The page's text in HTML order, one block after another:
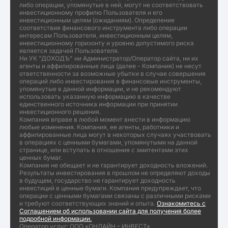
либо операции, упомянутые в ней, могут не соответствовать
инвестиционному профилю Пользователя и его
инвестиционным целям (ожиданиям). Определение
соответствия финансового инструмента либо операции
интересам Пользователя, инвестиционным целям,
инвестиционному горизонту и уровню допустимого риска
является задачей Пользователя.
Ни УК "ДОХОДЪ" ни Администратор/Оператор сайта, ни их
агенты и аффилированные лица (далее - Компания) не несут
ответственности за возможные убытки в случае совершения
операций либо инвестирования в финансовые инструменты,
упомянутые в данной информации, и не рекомендуют
использовать указанную информацию в качестве
единственного источника информации при принятии
инвестиционного решения.
Компания вправе в любой момент внести в информацию
любые изменения. Компания, ее агенты, работники и
аффилированные лица могут в некоторых случаях участвовать
в операциях с ценными бумагами, упомянутыми на данной
странице, или вступать в отношения с эмитентами этих
ценных бумаг.
Компания не обещает и не гарантирует доходность вложений.
Результаты инвестирования в прошлом не определяют доходы
в будущем, государство не гарантирует доходность
инвестиций в ценные бумаги. Компания предупреждает, что
операции с ценными бумагами связаны с различными рисками
и требуют соответствующих знаний и опыта. Ознакомитесь с
Соглашением об использовании сайта для получения более
подробной информации.
Оператор услуг: ООО «ОНЛАЙН – ИНВЕСТ»